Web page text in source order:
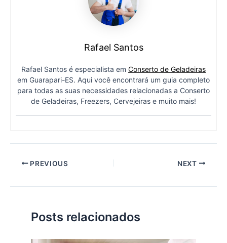
Rafael Santos
Rafael Santos é especialista em Conserto de Geladeiras
em Guarapari-ES. Aqui você encontrará um guia completo
para todas as suas necessidades relacionadas a Conserto
de Geladeiras, Freezers, Cervejeiras e muito mais!
PREVIOUS NEXT
Posts relacionados